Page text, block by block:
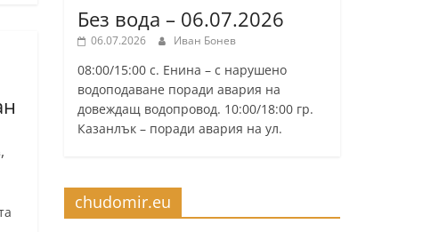
,
Без вода – 06.07.2026
06.07.2026 Иван Бонев
08:00/15:00 с. Енина – с нарушено
водоподаване поради авария на
довеждащ водопровод. 10:00/18:00 гр.
Казанлък – поради авария на ул.
chudomir.eu